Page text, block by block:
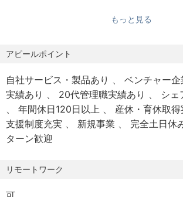
◢◤ お任せする業務内容 ◢◤
●業務内容
- 担当エリアの総合病院をターゲティング
インを構築
- 話呼量、平均通話時間、人件費、機会損
ングしROI提案
進
- 営業オペレーションを型化し、プレイブ
もっと見る
アピールポイント
自社サービス・製品あり ベンチャー企
実績あり
20代管理職実績あり
シェ
年間休日120日以上
産休・育休取得
支援制度充実
新規事業 完全土日休
ターン歓迎
リモートワーク